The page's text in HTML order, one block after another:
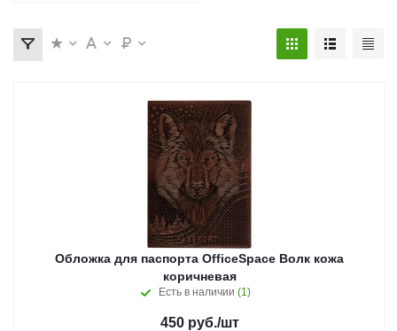
Обложка для паспорта OfficeSpace Волк кожа
коричневая
Есть в наличии (1)
450руб./шт